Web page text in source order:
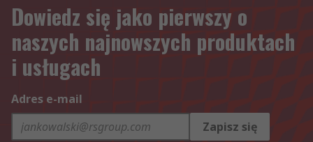
Dowiedz się jako pierwszy o
naszych najnowszych produktach
i usługach
Adres e-mail
Zapisz się